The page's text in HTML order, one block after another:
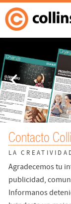
Contacto
LA
Agradecemos tu
publicidad,
Informanos